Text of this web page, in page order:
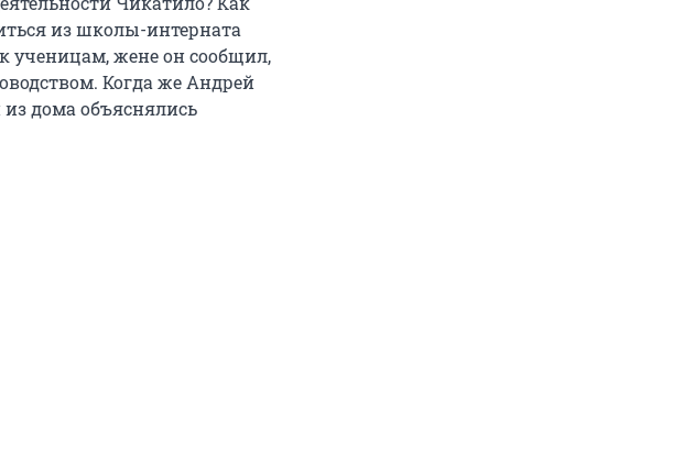
из школы-интерната
ученицам, жене он сообщил,
Когда же Андрей
дома объяснялись